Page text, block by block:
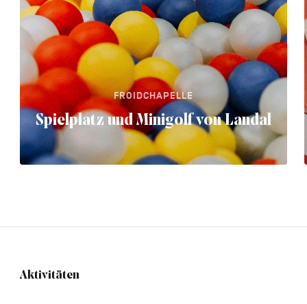
FROIDCHAPELLE
Spielplatz und Minigolf von Landal
Navigation
Aktivitäten